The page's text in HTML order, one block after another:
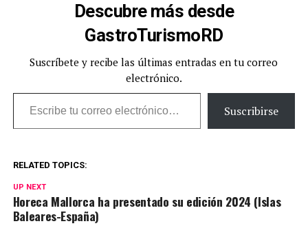
Descubre más desde
GastroTurismoRD
Suscríbete y recibe las últimas entradas en tu correo
electrónico.
Escribe tu correo electrónico…
Suscribirse
RELATED TOPICS:
UP NEXT
Horeca Mallorca ha presentado su edición 2024 (Islas
Baleares-España)